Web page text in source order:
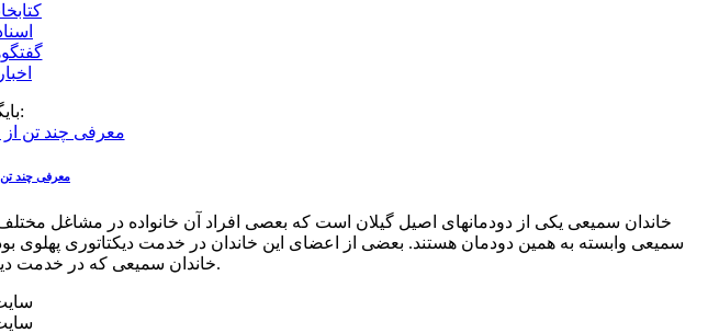
اخبار
بایگانی در تاریخ:
معرفی چند
خاندان سمیعی یکی از دودمان­های اصیل گیلان است که بعصی افراد آن خانواده در مشاغل
سمیعی وابسته به همین دودمان هستند. بعضی از اعضای این خاندان در خدمت دیکتاتوری پهلوی
خاندان سمیعی که در خدمت دیکتاتوری پهلوی بودند را معرفی می کنیم.